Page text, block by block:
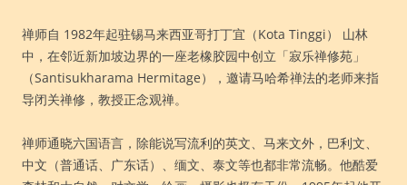
禅师自 1982年起驻锡马来西亚哥打丁宜（Kota Tinggi） 山林
中，在邻近新加坡边界的一座老橡胶园中创立「寂乐禅修苑」
（Santisukharama Hermitage），邀请马哈希禅法的老师来指
导闭关禅修，教授正念观禅。
禅师通晓六国语言，除能说写流利的英文、马来文外，巴利文、
中文（普通话、广东话）、缅文、泰文等也都非常流畅。他酷爱